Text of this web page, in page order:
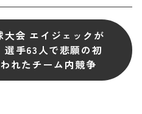
会 エイジェックが
手63人で悲願の初
れたチーム内競争